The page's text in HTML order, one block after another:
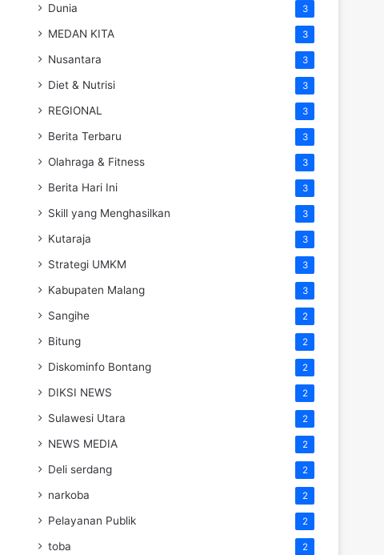
Dunia 3
MEDAN KITA 3
Nusantara 3
Diet & Nutrisi 3
REGIONAL 3
Berita Terbaru 3
Olahraga & Fitness 3
Berita Hari Ini 3
Skill yang Menghasilkan 3
Kutaraja 3
Strategi UMKM 3
Kabupaten Malang 3
Sangihe 2
Bitung 2
Diskominfo Bontang 2
DIKSI NEWS 2
Sulawesi Utara 2
NEWS MEDIA 2
Deli serdang 2
narkoba 2
Pelayanan Publik 2
toba 2